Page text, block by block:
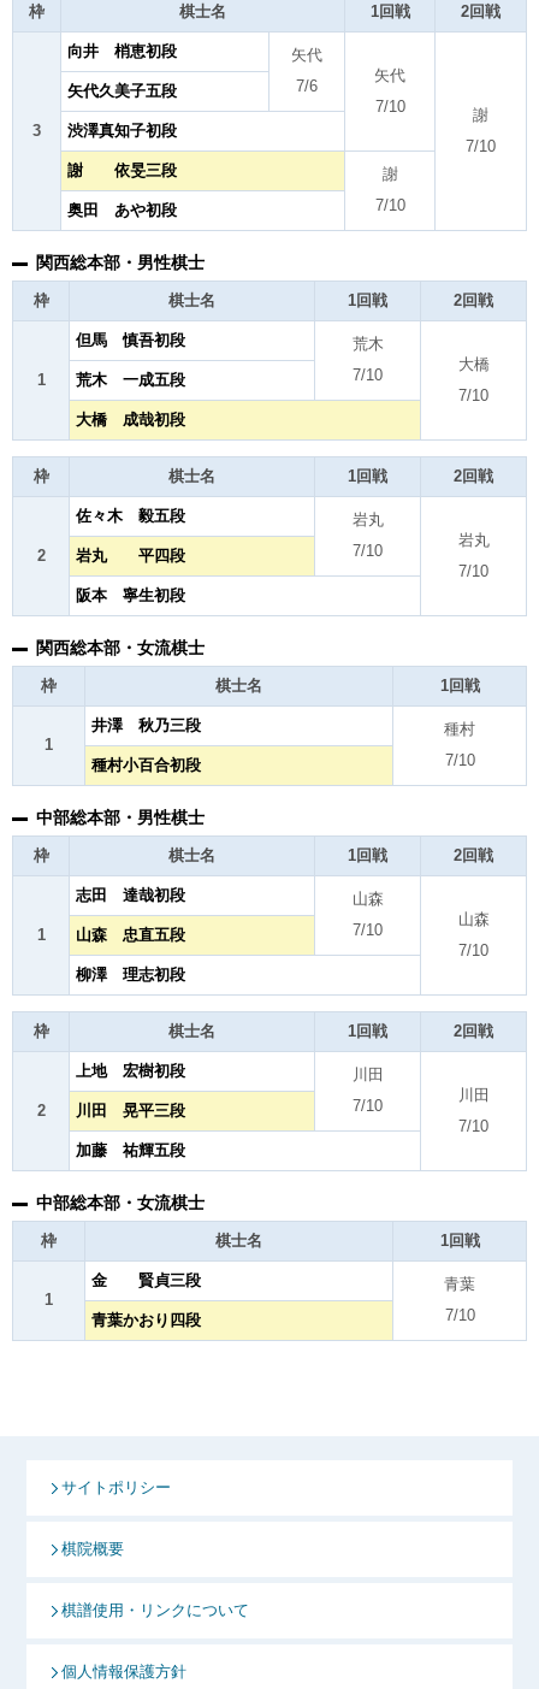
枠 棋士名 1回戦 2回戦
3
向井 梢恵初段
矢代
7/6
矢代
7/10
謝
7/10
矢代久美子五段
渋澤真知子初段
謝 依旻三段
謝
7/10
奥田 あや初段
関西総本部・男性棋士
枠 棋士名 1回戦 2回戦
1
但馬 慎吾初段
荒木
7/10
大橋
7/10
荒木 一成五段
大橋 成哉初段
枠 棋士名 1回戦 2回戦
2
佐々木 毅五段
岩丸
7/10
岩丸
7/10
岩丸 平四段
阪本 寧生初段
関西総本部・女流棋士
枠 棋士名 1回戦
1
井澤 秋乃三段
種村
7/10
種村小百合初段
中部総本部・男性棋士
枠 棋士名 1回戦 2回戦
1
志田 達哉初段
山森
7/10
山森
7/10
山森 忠直五段
柳澤 理志初段
枠 棋士名 1回戦 2回戦
2
上地 宏樹初段
川田
7/10
川田
7/10
川田 晃平三段
加藤 祐輝五段
中部総本部・女流棋士
枠 棋士名 1回戦
1
金 賢貞三段
青葉
7/10
青葉かおり四段
サイトポリシー
棋院概要
棋譜使用・リンクについて
個人情報保護方針